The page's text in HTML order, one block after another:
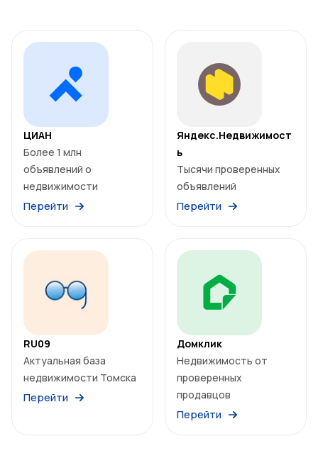
ЦИАН
Более 1 млн
объявлений о
недвижимости
Перейти
Яндекс.Недвижимост
ь
Тысячи проверенных
объявлений
Перейти
RU09
Актуальная база
недвижимости Томска
Перейти
Домклик
Недвижимость от
проверенных
продавцов
Перейти